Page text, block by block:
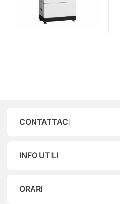
CONTATTACI
INFO UTILI
ORARI